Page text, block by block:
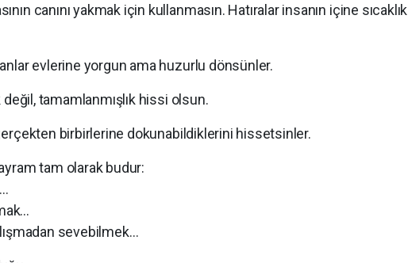
canını yakmak için kullanmasın. Hatıralar insanın içine sıcaklık
evlerine yorgun ama huzurlu dönsünler.
tamamlanmışlık hissi olsun.
birbirlerine dokunabildiklerini hissetsinler.
tam olarak budur:
sevebilmek…